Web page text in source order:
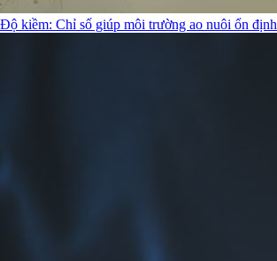
Độ kiềm: Chỉ số giúp môi trường ao nuôi ổn định